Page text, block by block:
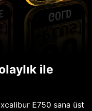
ile
E750 sana üst